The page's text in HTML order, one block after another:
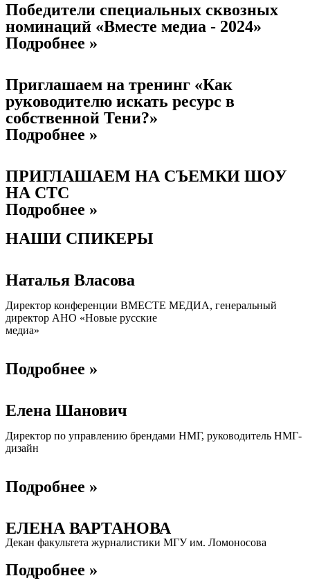
Победители специальных сквозных
номинаций «Вместе медиа - 2024»
Подробнее »
Приглашаем на тренинг «Как
руководителю искать ресурс в
собственной Тени?»
Подробнее »
ПРИГЛАШАЕМ НА СЪЕМКИ ШОУ
НА СТС
Подробнее »
НАШИ СПИКЕРЫ
Наталья Власова
Директор конференции ВМЕСТЕ МЕДИА, генеральный
директор АНО «Новые русские
медиа»
Подробнее »
Елена Шанович
Директор по управлению брендами НМГ, руководитель НМГ-
дизайн
Подробнее »
ЕЛЕНА ВАРТАНОВА
Декан факультета журналистики МГУ им. Ломоносова
Подробнее »